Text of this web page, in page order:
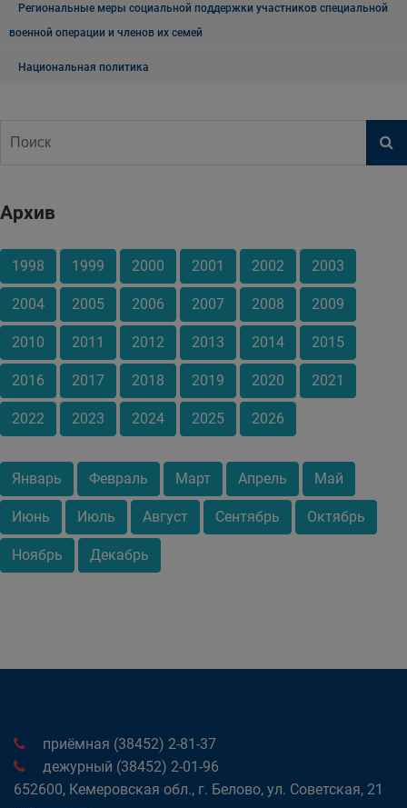
Региональные меры социальной поддержки участников специальной
военной операции и членов их семей
Национальная политика
Архив
1998 1999 2000 2001 2002 2003
2004 2005 2006 2007 2008 2009
2010 2011 2012 2013 2014 2015
2016 2017 2018 2019 2020 2021
2022 2023 2024 2025 2026
Январь Февраль Март Апрель Май
Июнь Июль Август Сентябрь Октябрь
Ноябрь Декабрь
приёмная (38452) 2-81-37
дежурный (38452) 2-01-96
652600, Кемеровская обл., г. Белово, ул. Советская, 21